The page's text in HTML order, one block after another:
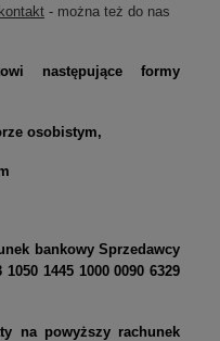
kontakt- można też do nas
następujące formy
osobistym,
bankowy Sprzedawcy
1445 1000 0090 6329
na powyższy rachunek